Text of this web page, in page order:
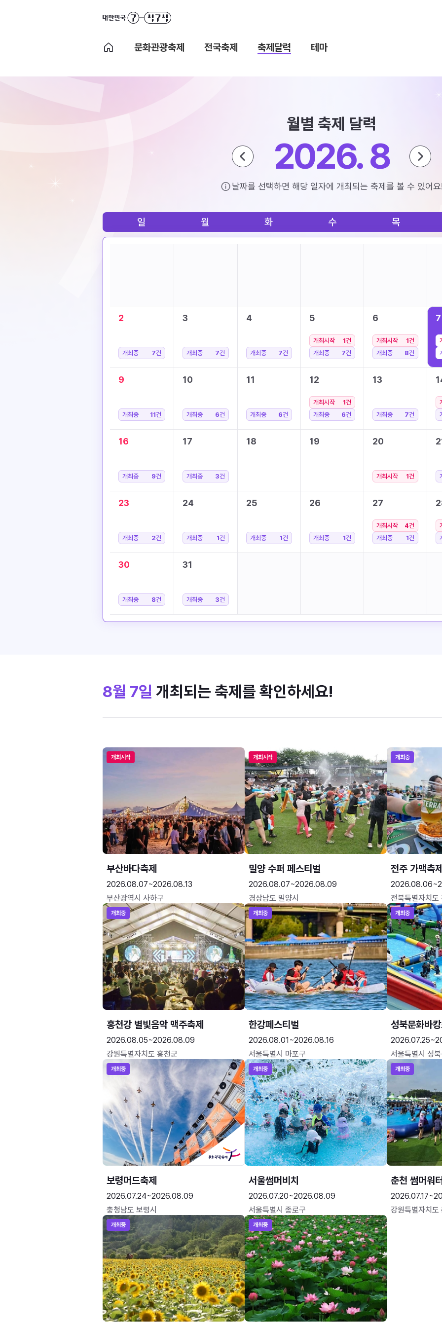
문화관광축제 전국축제 축제달력 테마
월별 축제 달력
2026. 8
날짜를 선택하면 해당 일자에 개최되는 축제를 볼 수 있어
일 월 화 수 목
2
개최중 7건
3
개최중 7건
4
개최중 7건
5
개최시작 1건
개최중
7건
6
개최시작 1건
개최중
8건
7
9
개최중 11건
10
개최중 6건
11
개최중 6건
12
개최시작 1건
개최중
6건
13
개최중 7건
16
개최중 9건
17
개최중 3건
18 19 20
개최시작 1건
23
개최중 2건
24
개최중 1건
25
개최중 1건
26
개최중 1건
27
개최시작 4건
개최중
1건
30
개최중 8건
31
개최중 3건
8월 7일 개최되는 축제를 확인하세요!
개최시작
부산바다축제
2026.08.07~2026.08.13
부산광역시 사하구
개최시작
밀양 수퍼 페스티벌
2026.08.07~2026.08.09
경상남도 밀양시
개최중
전주 가맥축
전북특별자치도
개최중
홍천강 별빛음악 맥주축제
2026.08.05~2026.08.09
강원특별자치도 홍천군
개최중
한강페스티벌
2026.08.01~2026.08.16
서울특별시 마포구
개최중
성북문화바
서울특별시 성
개최중
보령머드축제
2026.07.24~2026.08.09
충청남도 보령시
개최중
서울썸머비치
2026.07.20~2026.08.09
서울특별시 종로구
개최중
춘천 썸머워
강원특별자치도
개최중 개최중